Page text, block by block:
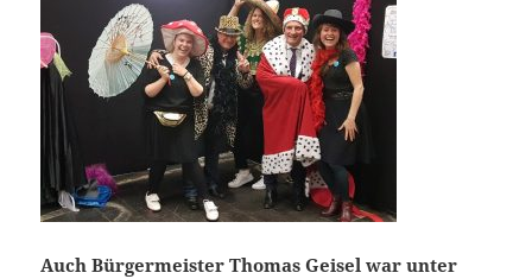
Auch Bürgermeister Thomas Geisel war unter